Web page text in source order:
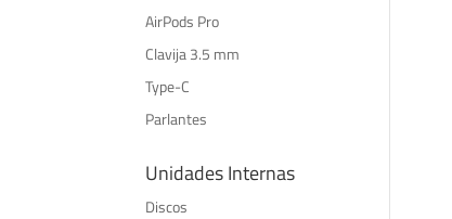
AirPods Pro
Clavija 3.5 mm
Type-C
Parlantes
Unidades Internas
Discos